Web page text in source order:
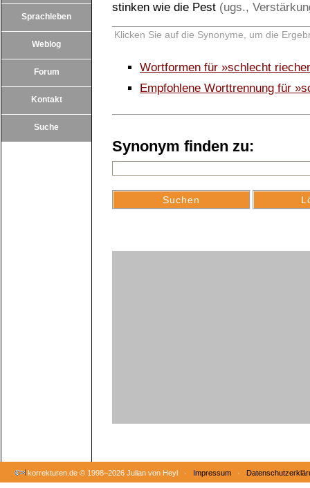
Sprachleben
Weblog
Forum
Kontakt
Suche
stinken wie die Pest (ugs.,
Klicken Sie auf die Synonyme, um die
Wortformen für »schlecht
Empfohlene Worttrennung für
Synonym finden zu:
korrekturen.de © 1998–2026 Julian von Heyl · Impressum ·